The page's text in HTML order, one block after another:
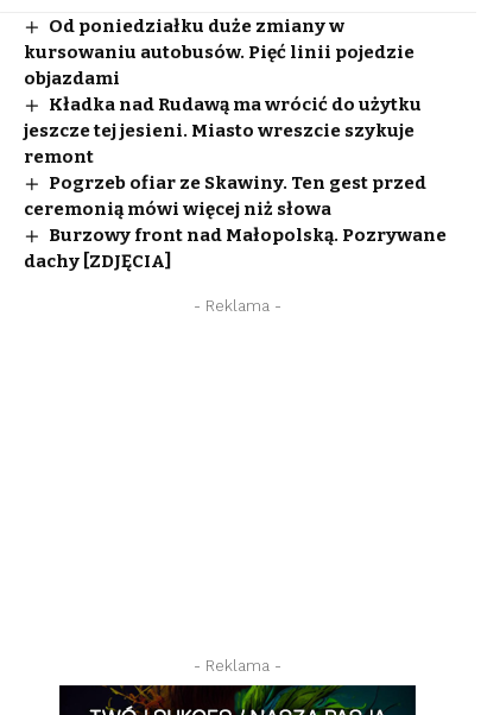
Od poniedziałku duże zmiany w
kursowaniu autobusów. Pięć linii pojedzie
objazdami
Kładka nad Rudawą ma wrócić do użytku
jeszcze tej jesieni. Miasto wreszcie szykuje
remont
Pogrzeb ofiar ze Skawiny. Ten gest przed
ceremonią mówi więcej niż słowa
Burzowy front nad Małopolską. Pozrywane
dachy [ZDJĘCIA]
- Reklama -
- Reklama -